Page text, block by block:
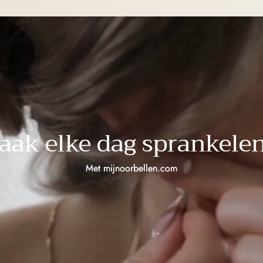
elke dag
Met mijnoorbellen.com